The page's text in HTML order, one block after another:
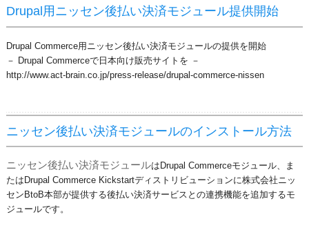
Drupal用ニッセン後払い決済モジュール提供開始
Drupal Commerce用ニッセン後払い決済モジュールの提供を開始
－ Drupal Commerceで日本向け販売サイトを －
http://www.act-brain.co.jp/press-release/drupal-commerce-nissen
ニッセン後払い決済モジュールのインストール方法
ニッセン後払い決済モジュールはDrupal Commerceモジュール、ま
たはDrupal Commerce Kickstartディストリビューションに株式会社ニッ
センBtoB本部が提供する後払い決済サービスとの連携機能を追加するモ
ジュールです。